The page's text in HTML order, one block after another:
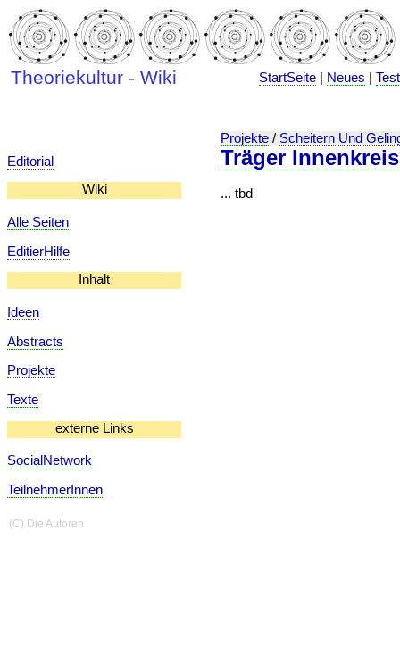
Theoriekultur - Wiki StartSeite Neues |
Editorial
Wiki
Alle Seiten
EditierHilfe
Inhalt
Ideen
Abstracts
Projekte
Texte
externe Links
SocialNetwork
TeilnehmerInnen
Projekte / Scheitern Und
Träger Innenkreis
... tbd
(C) Die Autoren